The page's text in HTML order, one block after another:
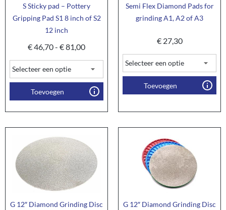
S Sticky pad – Pottery
Gripping Pad S1 8 inch of S2
12 inch
€46,70- €81,00
Toevoegen
Semi Flex Diamond Pads for
grinding A1, A2 of A3
€27,30
Toevoegen
G 12″ Diamond Grinding Disc
G 12″ Diamond Grinding Disc